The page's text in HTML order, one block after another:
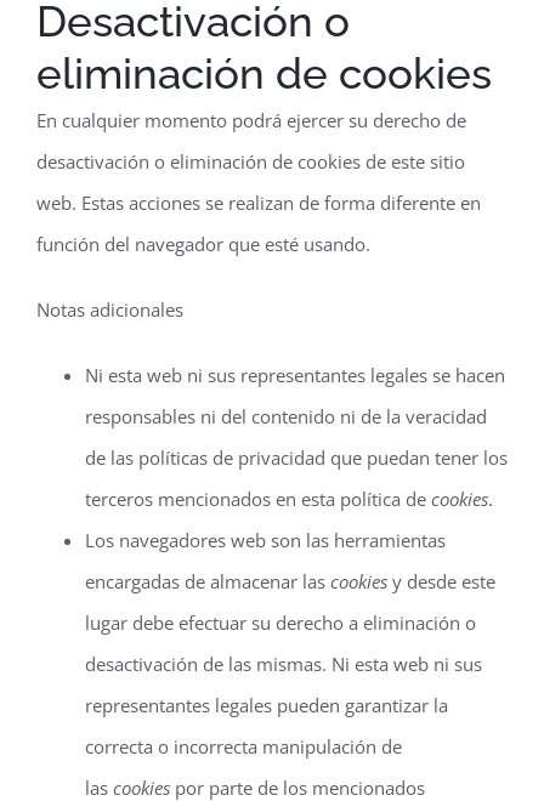
Desactivación o
eliminación de cookies
En cualquier momento podrá ejercer su derecho de
desactivación o eliminación de cookies de este sitio
web. Estas acciones se realizan de forma diferente en
función del navegador que esté usando.
Notas adicionales
Ni esta web ni sus representantes legales se hacen
responsables ni del contenido ni de la veracidad
de las políticas de privacidad que puedan tener los
terceros mencionados en esta política de cookies.
Los navegadores web son las herramientas
encargadas de almacenar las cookies y desde este
lugar debe efectuar su derecho a eliminación o
desactivación de las mismas. Ni esta web ni sus
representantes legales pueden garantizar la
correcta o incorrecta manipulación de
las cookies por parte de los mencionados